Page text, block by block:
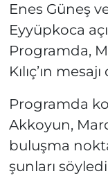
Enes Güneş
Eyyüpkoca
Programda,
Kılıç’ın
Programda
Akkoyun,
buluşma
şunları